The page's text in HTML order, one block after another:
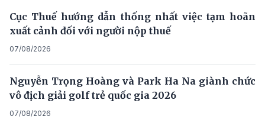
Cục Thuế hướng dẫn thống nhất việc tạm hoãn
xuất cảnh đối với người nộp thuế
07/08/2026
Nguyễn Trọng Hoàng và Park Ha Na giành chức
vô địch giải golf trẻ quốc gia 2026
07/08/2026